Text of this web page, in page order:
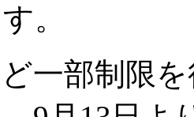
。
一部制限